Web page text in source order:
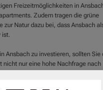
Freizeitmöglichkeiten in
Zudem tragen die grüne
zur Natur dazu bei, dass Ansbach
ist.
in Ansbach zu investieren, sollten Sie
nur eine hohe Nachfrage nach
und gesellschaftliches